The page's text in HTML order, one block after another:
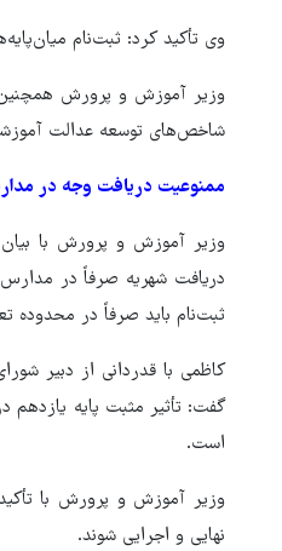
وی تأکید کرد: ثبت‌نام
وزیر آموزش و پرورش همچنین
شاخص‌های توسعه عدالت
ممنوعیت دریافت وجه در
وزیر آموزش و پرورش با
دریافت شهریه صرفاً در
ثبت‌نام باید صرفاً در محدوده
کاظمی با قدردانی از دبیر
است.
وزیر آموزش و پرورش با
نهایی و اجرایی شوند.